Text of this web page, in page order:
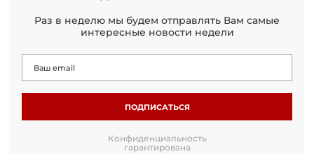
Раз в неделю мы будем отправлять Вам самые
интересные новости недели
ПОДПИСАТЬСЯ
Конфиденциальность
гарантирована